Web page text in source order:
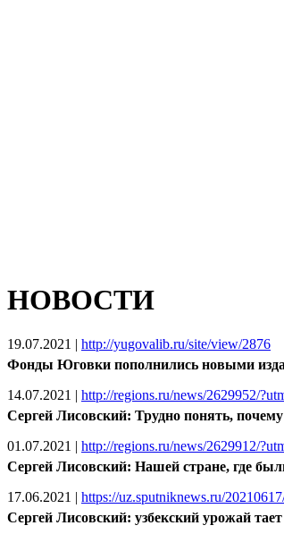
НОВОСТИ
19.07.2021 | http://yugovalib.ru/site/view/2876
Фонды Юговки пополнились новыми
14.07.2021 | http://regions.ru/news/2629952/
Сергей Лисовский: Трудно понять,
01.07.2021 | http://regions.ru/news/2629912/
Сергей Лисовский: Нашей стране, где
17.06.2021 | https://uz.sputniknews.ru/
Сергей Лисовский: узбекский урожай